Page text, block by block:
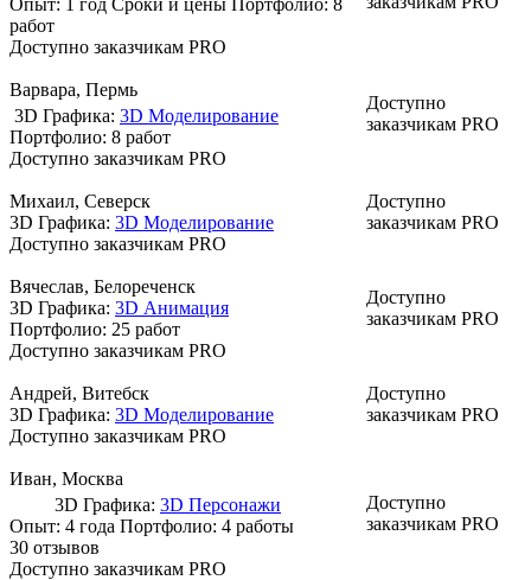
работ
Доступно заказчикам PRO
Варвара, Пермь
3D Графика: 3D Моделирование
Портфолио: 8 работ
Доступно заказчикам PRO
Доступно
заказчикам PRO
Михаил, Северск
3D Графика: 3D Моделирование
Доступно заказчикам PRO
Доступно
заказчикам PRO
Вячеслав, Белореченск
3D Графика: 3D Анимация
Портфолио: 25 работ
Доступно заказчикам PRO
Доступно
заказчикам PRO
Андрей, Витебск
3D Графика: 3D Моделирование
Доступно заказчикам PRO
Доступно
заказчикам PRO
Иван, Москва
3D Графика: 3D Персонажи
Опыт: 4 года Портфолио: 4 работы
30 отзывов
Доступно заказчикам PRO
Доступно
заказчикам PRO